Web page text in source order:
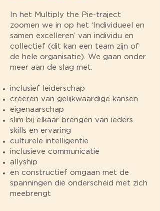
In het Multiply the Pie-traject
zoomen we in op het ‘Individueel en
samen excelleren’ van individu en
collectief (dit kan een team zijn of
de hele organisatie). We gaan onder
meer aan de slag met:
inclusief leiderschap
creëren van gelijkwaardige kansen
eigenaarschap
slim bij elkaar brengen van ieders
skills en ervaring
culturele intelligentie
inclusieve communicatie
allyship
en constructief omgaan met de
spanningen die onderscheid met zich
meebrengt